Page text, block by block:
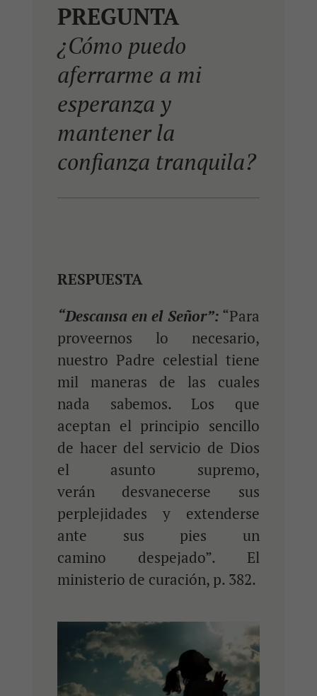
PREGUNTA
¿Cómo puedo
aferrarme a mi
esperanza y
mantener la
confianza tranquila?
RESPUESTA
“Descansa en el Señor”: “Para
proveernos lo necesario,
nuestro Padre celestial tiene
mil maneras de las cuales
nada sabemos. Los que
aceptan el principio sencillo
de hacer del servicio de Dios
el asunto supremo,
verán desvanecerse sus
perplejidades y extenderse
ante sus pies un
camino despejado”. El
ministerio de curación, p. 382.